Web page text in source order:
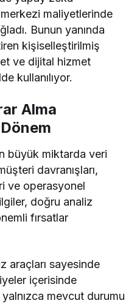
merkezi maliyetlerinde
Bunun yanında
kişiselleştirilmiş
ve dijital hizmet
kullanılıyor.
Alma
büyük miktarda veri
davranışları,
ve operasyonel
doğru analiz
fırsatlar
araçları sayesinde
içerisinde
mevcut durumu